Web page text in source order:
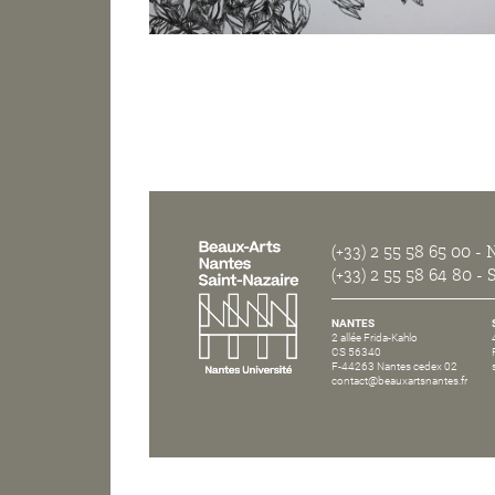
(+33) 2 55 58 65 00 -
(+33) 2 55 58 64 80 -
NANTES
2 allée Frida-Kahlo
CS 56340
F-44263 Nantes cedex 02
contact@beauxartsnantes.fr